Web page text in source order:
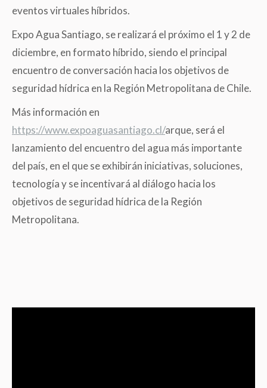
eventos virtuales híbridos.
Expo Agua Santiago, se realizará el próximo el 1 y 2 de
diciembre, en formato híbrido, siendo el principal
encuentro de conversación hacia los objetivos de
seguridad hídrica en la Región Metropolitana de Chile.
Más información en
https://www.expoaguasantiago.cl/arque, será el
lanzamiento del encuentro del agua más importante
del país, en el que se exhibirán iniciativas, soluciones,
tecnología y se incentivará al diálogo hacia los
objetivos de seguridad hídrica de la Región
Metropolitana.
2021